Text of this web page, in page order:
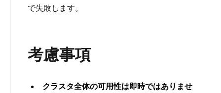
で失敗します。
考慮事項
クラスタ全体の可用性は即時ではありませ